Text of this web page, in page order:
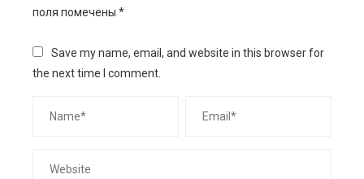
поля помечены *
Save my name, email, and website in this browser for
the next time I comment.